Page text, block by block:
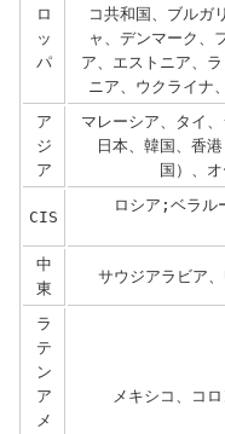
ロ
ッ
パ
コ共和国、ブルガ
ャ、デンマーク、
ア、エストニア、
ニア、ウクライナ
ア
ジ
ア
マレーシア、タイ
日本、韓国、香
国）、
CIS
ロシア;ベラル
中
東
サウジアラビア
ラ
テ
ン
ア
メ
メキシコ、コ